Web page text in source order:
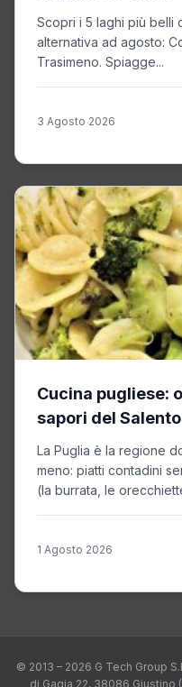
Scopri i 5 laghi più belli
alternativa ad agosto:
Trasimeno. Spiagge...
3 Agosto 2026
Cucina pugliese:
sapori del Salento
La Puglia è la regione
meno: piatti contadini
(la burrata, le
1 Agosto 2026
© 2013 – 2026 G Tech Group
di Gagia 22, 38086 Giustino